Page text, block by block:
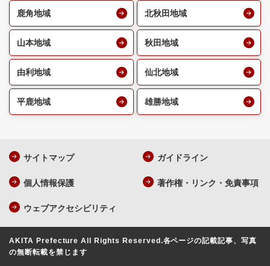
鹿角地域 北秋田地域
山本地域 秋田地域
由利地域 仙北地域
平鹿地域 雄勝地域
サイトマップ ガイドライン
個人情報保護 著作権・リンク・免責事項
ウェブアクセシビリティ
AKITA Prefecture All Rights Reserved.各ページの記載記事、写真
の無断転載を禁じます